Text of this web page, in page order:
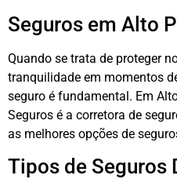
Seguros em Alto
Quando se trata de proteger
tranquilidade em momentos
seguro é fundamental. Em
Seguros é a corretora de
as melhores opções de
Tipos de Seguros